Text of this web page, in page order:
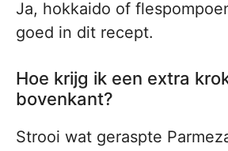
Ja, hokkaido of
goed in dit recept.
Hoe krijg ik een extra
bovenkant?
Strooi wat geraspte